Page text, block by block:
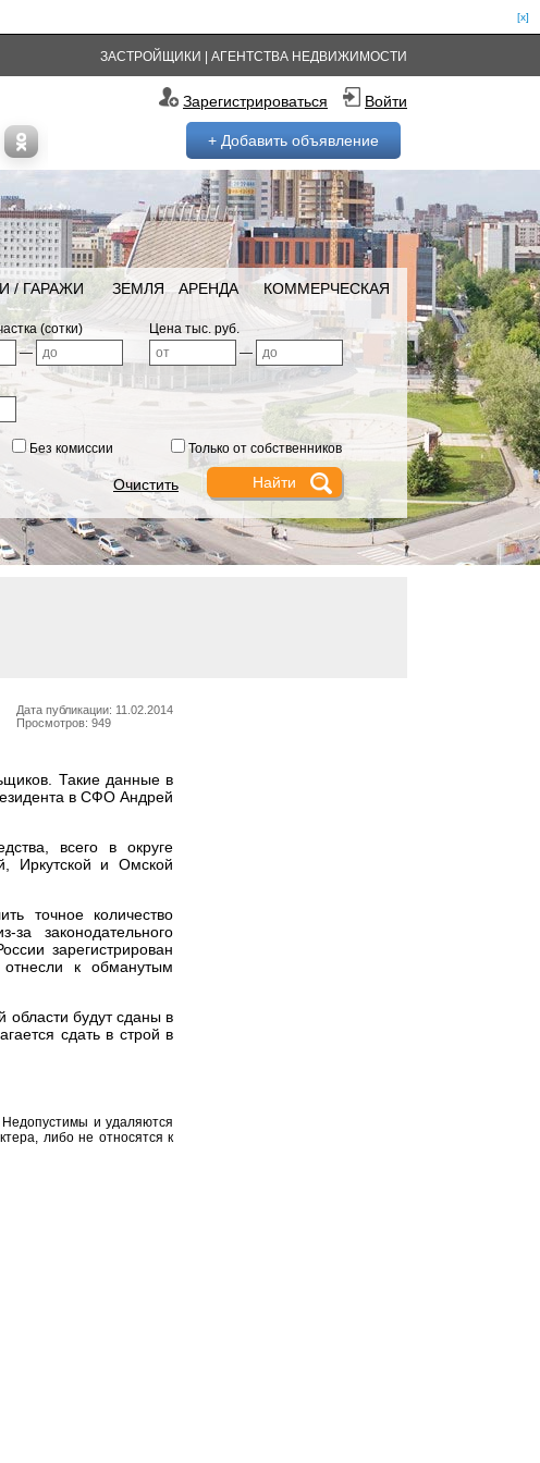
[x]
ЗАСТРОЙЩИКИ АГЕНТСТВА НЕДВИЖИМОСТИ
Зарегистрироваться Войти
+ Добавить объявление
/ ГАРАЖИ ЗЕМЛЯ АРЕНДА КОММЕРЧЕСКАЯ
(сотки)
—
Цена тыс. руб.
—
Без комиссии Только от собственников
Очистить
Дата публикации: 11.02.2014
Просмотров: 949
Такие данные в
в СФО Андрей
всего в округе
Иркутской и Омской
точное количество
законодательного
зарегистрирован
к обманутым
будут сданы в
сдать в строй в
Недопустимы и удаляются
либо не относятся к